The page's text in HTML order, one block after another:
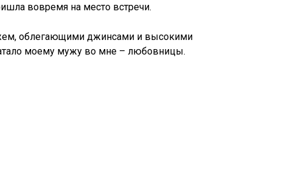
вовремя на место встречи.
облегающими джинсами и высокими
моему мужу во мне – любовницы.